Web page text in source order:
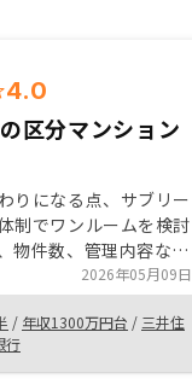
4.0
区分マンション
りになる点、サブリー
制でワンルームを検討
物件数、管理内容など
ていたこと 紹介者へ
の紹介メリットがある
ども紹介しやすくなる
リアと環境
2026年05月09日
/ 年収1300万円台 / 三井住
行